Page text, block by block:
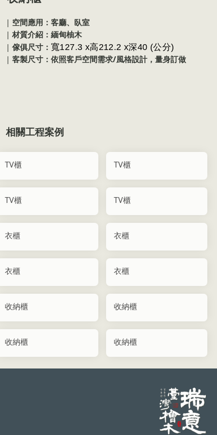
| 空間應用：客廳、臥室
| 材質介紹： 緬甸柚木
| 傢俱尺寸： 寬127.3 x高212.2 x深40 (公分)
| 客製尺寸：依照客戶空間需求/風格設計，量身訂做
相關工程案例
TV櫃 TV櫃
TV櫃 TV櫃
衣櫃 衣櫃
衣櫃 衣櫃
收納櫃 收納櫃
收納櫃 收納櫃